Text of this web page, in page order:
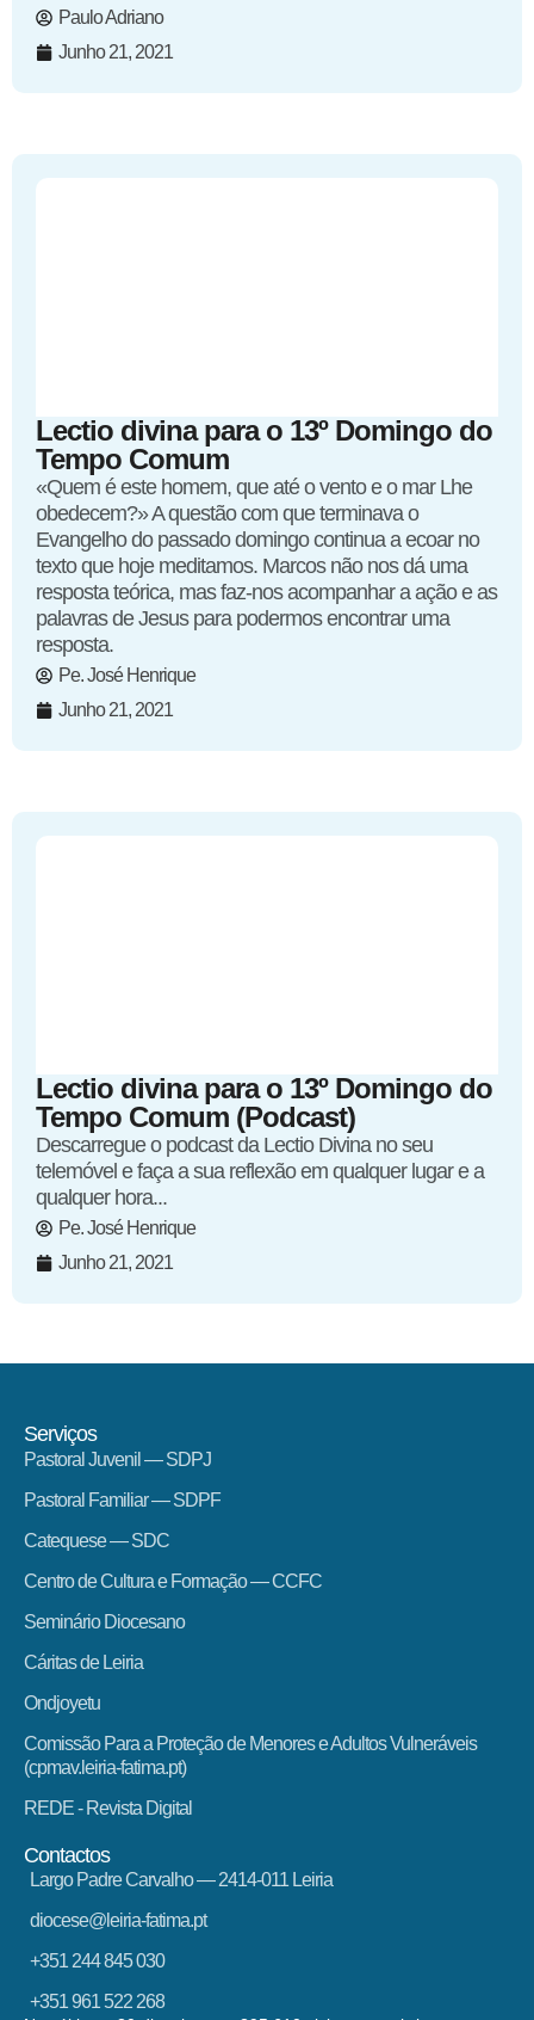
Paulo Adriano
Junho 21, 2021
Lectio divina para o 13º Domingo do
Tempo Comum
«Quem é este homem, que até o vento e o mar Lhe
obedecem?» A questão com que terminava o
Evangelho do passado domingo continua a ecoar no
texto que hoje meditamos. Marcos não nos dá uma
resposta teórica, mas faz-nos acompanhar a ação e as
palavras de Jesus para podermos encontrar uma
resposta.
Pe. José Henrique
Junho 21, 2021
Lectio divina para o 13º Domingo do
Tempo Comum (Podcast)
Descarregue o podcast da Lectio Divina no seu
telemóvel e faça a sua reflexão em qualquer lugar e a
qualquer hora...
Pe. José Henrique
Junho 21, 2021
Serviços
Pastoral Juvenil — SDPJ
Pastoral Familiar — SDPF
Catequese — SDC
Centro de Cultura e Formação — CCFC
Seminário Diocesano
Cáritas de Leiria
Ondjoyetu
Comissão Para a Proteção de Menores e Adultos Vulneráveis
(cpmav.leiria-fatima.pt)
REDE - Revista Digital
Contactos
Largo Padre Carvalho — 2414-011 Leiria
diocese@leiria-fatima.pt
+351 244 845 030
+351 961 522 268